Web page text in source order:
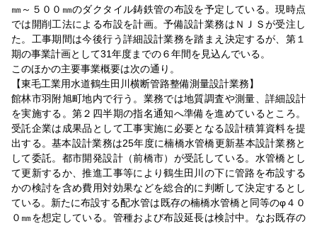
㎜～５００㎜のダクタイル鋳鉄管の布設を予定している。現時点
では開削工法による布設を計画。予備設計業務はＮＪＳが受注し
た。工事期間は今後行う詳細設計業務を踏まえ決定するが、第１
期の事業計画として31年度までの６年間を見込んでいる。
このほかの主要事業概要は次の通り。
【東毛工業用水道鶴生田川横断管路整備測量設計業務】
館林市羽附旭町地内で行う。業務では地質調査や測量、詳細設計
を実施する。第２四半期の指名通知へ準備を進めているところ。
受託企業は成果品として工事実施に必要となる設計積算資料を提
出する。基本設計業務は25年度に楠橋水管橋更新基本設計業務と
して委託。都市開発設計（前橋市）が受託している。水管橋とし
て更新するか、推進工事等により鶴生田川の下に管路を布設する
かの検討を含め費用対効果などを総合的に判断して決定するとし
ている。新たに布設する配水管は既存の楠橋水管橋と同等のφ４０
０㎜を想定している。管種および布設延長は検討中。なお既存の